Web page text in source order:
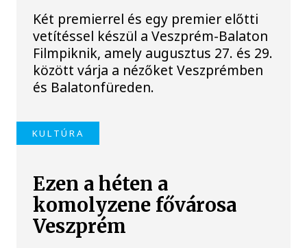
Két premierrel és egy premier előtti
vetítéssel készül a Veszprém-Balaton
Filmpiknik, amely augusztus 27. és 29.
között várja a nézőket Veszprémben
és Balatonfüreden.
KULTÚRA
Ezen a héten a
komolyzene fővárosa
Veszprém